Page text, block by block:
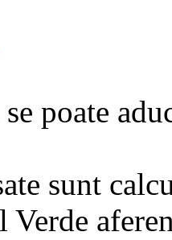
poate
sunt